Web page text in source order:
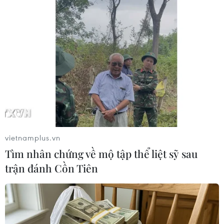
#Xả thải #Sông Hồng
#Bảo hộ
#Ô nhiễm TP. Hà Nội
vietnamplus.vn
Tìm nhân chứng về mộ tập thể liệt sỹ sau
trận đánh Cồn Tiên